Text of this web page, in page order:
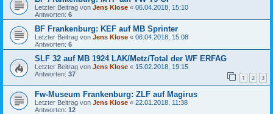
Letzter Beitrag von Jens Klose « 06.04.2018, 15:10
Antworten: 6
BF Frankenburg: KEF auf MB Sprinter
Letzter Beitrag von Jens Klose « 06.04.2018, 15:08
Antworten: 6
SLF 32 auf MB 1924 LAK/Metz/Total der WF ERFAG
Letzter Beitrag von Jens Klose « 15.02.2018, 19:15
Antworten: 37 1 2 3
Fw-Museum Frankenburg: ZLF auf Magirus
Letzter Beitrag von Jens Klose « 22.01.2018, 11:38
Antworten: 12